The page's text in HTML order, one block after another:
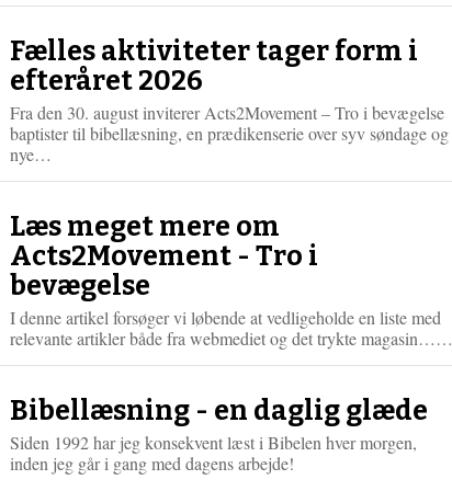
Fælles aktiviteter tager form i
efteråret 2026
Fra den 30. august inviterer Acts2Movement – Tro i bevægelse
baptister til bibellæsning, en prædikenserie over syv søndage og
nye…
m
e
r
e
Læs meget mere om
Acts2Movement - Tro i
bevægelse
I denne artikel forsøger vi løbende at vedligeholde en liste med
relevante artikler både fra webmediet og det trykte magasin……
Bibellæsning - en daglig glæde
Siden 1992 har jeg konsekvent læst i Bibelen hver morgen,
inden jeg går i gang med dagens arbejde!